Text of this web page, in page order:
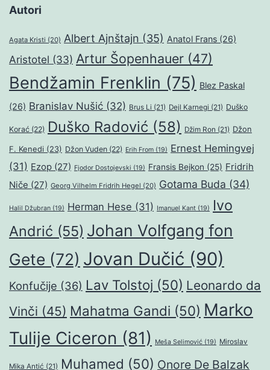
Autori
Agata Kristi (20) Albert Ajnštajn (35) Anatol Frans (26)
Aristotel (33) Artur Šopenhauer (47)
Bendžamin Frenklin (75) Blez Paskal
(26) Branislav Nušić (32) Brus Li (21) Dejl Karnegi (21) Duško
Korać (22) Duško Radović (58) Džim Ron (21) Džon
F. Kenedi (23) Džon Vuden (22) Erih From (19) Ernest Hemingvej
(31) Ezop (27) Fjodor Dostojevski (19) Fransis Bejkon (25) Fridrih
Niče (27) Georg Vilhelm Fridrih Hegel (20) Gotama Buda (34)
Halil Džubran (19) Herman Hese (31) Imanuel Kant (19)
Ivo
Andrić (55) Johan Volfgang fon
Gete (72) Jovan Dučić (90)
Konfučije (36) Lav Tolstoj (50) Leonardo da
Vinči (45) Mahatma Gandi (50) Marko
Tulije Ciceron (81) Meša Selimović (19) Miroslav
Mika Antić (21) Muhamed (50) Onore De Balzak